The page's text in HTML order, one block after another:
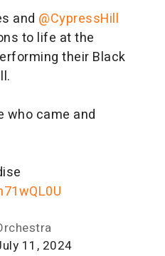
and @CypressHill
to life at the
their Black
who came and
11, 2024